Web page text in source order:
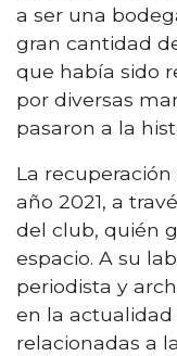
a ser una
gran cantidad
que había sido
por diversas
pasaron a la
La
año 2021, a
del club, quién
espacio. A su
periodista y
en la actualidad
relacionadas a